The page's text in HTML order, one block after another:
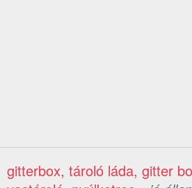
gitterbox, tároló láda, gitter